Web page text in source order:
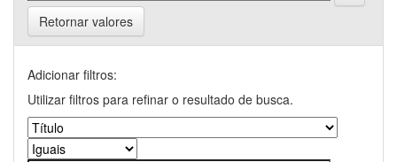
Retornar valores
Adicionar filtros:
Utilizar filtros para refinar o resultado de busca.